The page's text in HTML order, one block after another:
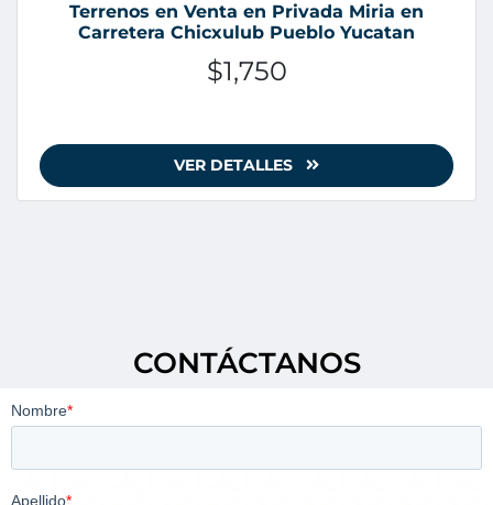
Terrenos en Venta en Privada Miria en
Carretera Chicxulub Pueblo Yucatan
$1,750
VER DETALLES
CONTÁCTANOS